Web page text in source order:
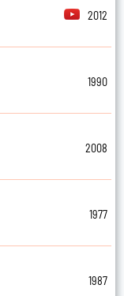
2012
1990
2008
1977
1987